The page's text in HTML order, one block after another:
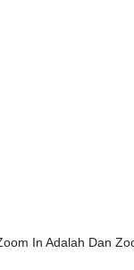
In Adalah Dan